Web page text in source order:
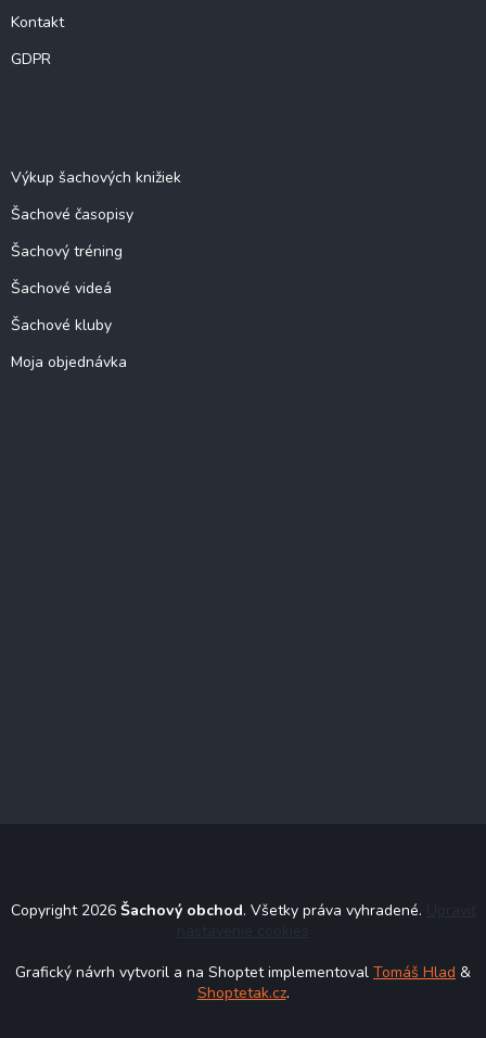
Kontakt
GDPR
Výkup šachových knižiek
Šachové časopisy
Šachový tréning
Šachové videá
Šachové kluby
Moja objednávka
Copyright 2026 Šachový obchod. Všetky práva vyhradené.
Grafický návrh vytvoril a na Shoptet implementoval Tomáš Hlad &
Shoptetak.cz.